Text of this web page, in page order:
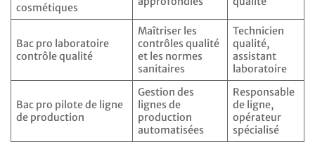
cosmétiques
Bac pro laboratoire
contrôle qualité
Maîtriser les
contrôles qualité
et les normes
sanitaires
Technicien
qualité,
assistant
laboratoire
Bac pro pilote de ligne
de production
Gestion des
lignes de
production
automatisées
Responsable
de ligne,
opérateur
spécialisé